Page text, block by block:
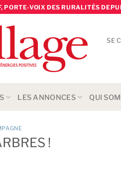
PORTE-VOIX DES RURALITÉS
SE
LES ANNONCES QUI
!